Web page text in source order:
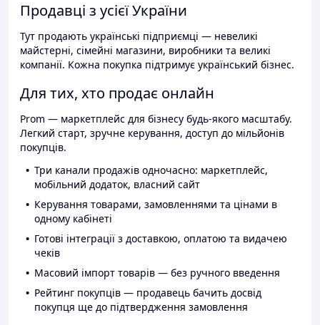
Продавці з усієї України
Тут продають українські підприємці — невеликі
майстерні, сімейні магазини, виробники та великі
компанії. Кожна покупка підтримує український бізнес.
Для тих, хто продає онлайн
Prom — маркетплейс для бізнесу будь-якого масштабу.
Легкий старт, зручне керування, доступ до мільйонів
покупців.
Три канали продажів одночасно: маркетплейс,
мобільний додаток, власний сайт
Керування товарами, замовленнями та цінами в
одному кабінеті
Готові інтеграції з доставкою, оплатою та видачею
чеків
Масовий імпорт товарів — без ручного введення
Рейтинг покупців — продавець бачить досвід
покупця ще до підтвердження замовлення